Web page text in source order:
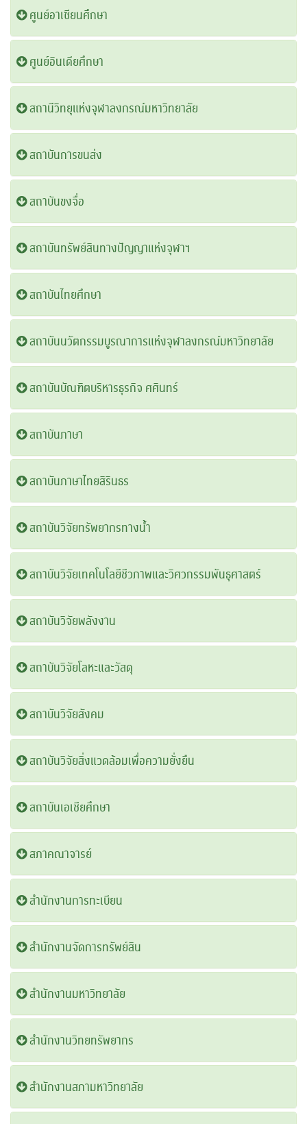
ศูนย์อาเซียนศึกษา
ศูนย์อินเดียศึกษา
สถานีวิทยุแห่งจุฬาลงกรณ์มหาวิทยาลัย
สถาบันการขนส่ง
สถาบันขงจื่อ
สถาบันทรัพย์สินทางปัญญาแห่งจุฬาฯ
สถาบันไทยศึกษา
สถาบันนวัตกรรมบูรณาการแห่งจุฬาลงกรณ์มหาวิทยาลัย
สถาบันบัณฑิตบริหารธุรกิจ ศศินทร์
สถาบันภาษา
สถาบันภาษาไทยสิรินธร
สถาบันวิจัยทรัพยากรทางน้ำ
สถาบันวิจัยเทคโนโลยีชีวภาพและวิศวกรรมพันธุศาสตร์
สถาบันวิจัยพลังงาน
สถาบันวิจัยโลหะและวัสดุ
สถาบันวิจัยสังคม
สถาบันวิจัยสิ่งแวดล้อมเพื่อความยั่งยืน
สถาบันเอเชียศึกษา
สภาคณาจารย์
สำนักงานการทะเบียน
สำนักงานจัดการทรัพย์สิน
สำนักงานมหาวิทยาลัย
สำนักงานวิทยทรัพยากร
สำนักงานสภามหาวิทยาลัย